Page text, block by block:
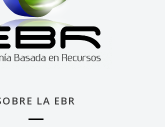
LA EBR